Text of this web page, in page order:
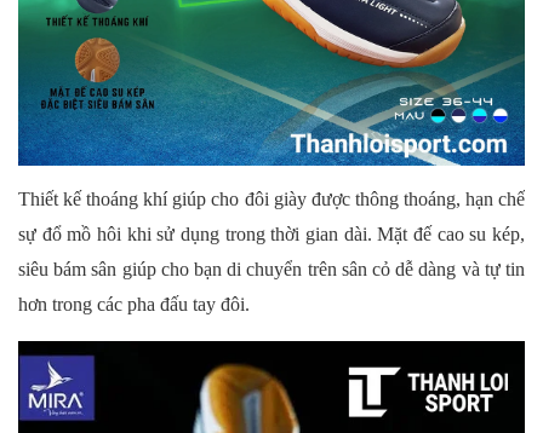
Thiết kế thoáng khí giúp cho đôi giày được thông thoáng, hạn chế
sự đổ mồ hôi khi sử dụng trong thời gian dài. Mặt đế cao su kép,
siêu bám sân giúp cho bạn di chuyển trên sân cỏ dễ dàng và tự tin
hơn trong các pha đấu tay đôi.